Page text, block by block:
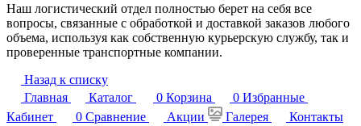
Наш логистический отдел полностью берет на себя все
вопросы, связанные с обработкой и доставкой заказов любого
объема, используя как собственную курьерскую службу, так и
проверенные транспортные компании.
Назад к списку
Главная
Каталог 0 Корзина 0 Избранные
Кабинет
0 Сравнение Акции Галерея
Контакты